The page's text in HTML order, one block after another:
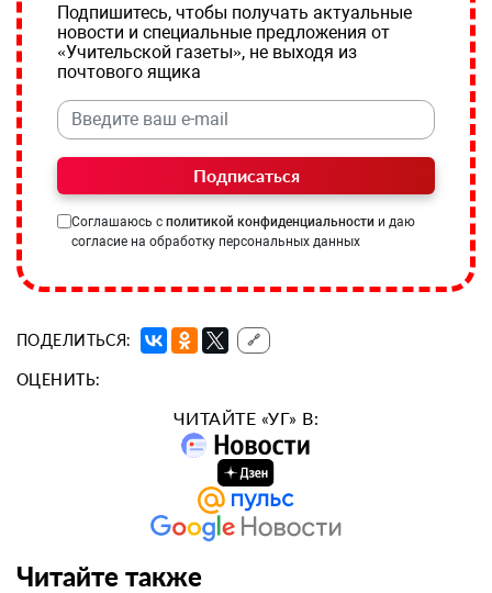
Подпишитесь, чтобы получать актуальные
новости и специальные предложения от
«Учительской газеты», не выходя из
почтового ящика
Подписаться
Соглашаюсь с политикой конфиденциальности и даю
согласие на обработку персональных данных
ПОДЕЛИТЬСЯ: 🔗
ОЦЕНИТЬ:
ЧИТАЙТЕ «УГ» В:
Читайте также